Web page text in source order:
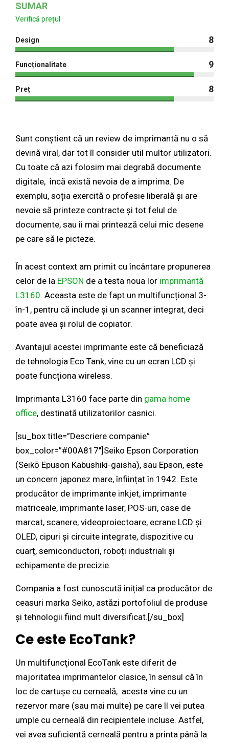
SUMAR
Verifică prețul
Design 8
Funcționalitate 9
Preț 8
Sunt conștient că un review de imprimantă nu o să
devină viral, dar tot îl consider util multor utilizatori.
Cu toate că azi folosim mai degrabă documente
digitale, încă există nevoia de a imprima. De
exemplu, soția exercită o profesie liberală și are
nevoie să printeze contracte și tot felul de
documente, sau îi mai printează celui mic desene
pe care să le picteze.
În acest context am primit cu încântare propunerea
celor de la EPSON de a testa noua lor imprimantă
L3160. Aceasta este de fapt un multifuncțional 3-
în-1, pentru că include și un scanner integrat, deci
poate avea și rolul de copiator.
Avantajul acestei imprimante este că beneficiază
de tehnologia Eco Tank, vine cu un ecran LCD și
poate funcționa wireless.
Imprimanta L3160 face parte din gama home
office, destinată utilizatorilor casnici.
[su_box title=”Descriere companie”
box_color=”#00A817″]Seiko Epson Corporation
(Seikō Epuson Kabushiki-gaisha), sau Epson, este
un concern japonez mare, înființat în 1942. Este
producător de imprimante inkjet, imprimante
matriceale, imprimante laser, POS-uri, case de
marcat, scanere, videoproiectoare, ecrane LCD și
OLED, cipuri și circuite integrate, dispozitive cu
cuarț, semiconductori, roboți industriali și
echipamente de precizie.
Compania a fost cunoscută inițial ca producător de
ceasuri marka Seiko, astăzi portofoliul de produse
și tehnologii fiind mult diversificat.[/su_box]
Ce este EcoTank?
Un multifuncţional EcoTank este diferit de
majoritatea imprimantelor clasice, în sensul că în
loc de cartuşe cu cerneală, acesta vine cu un
rezervor mare (sau mai multe) pe care îl vei putea
umple cu cerneală din recipientele incluse. Astfel,
vei avea suficientă cerneală pentru a printa până la